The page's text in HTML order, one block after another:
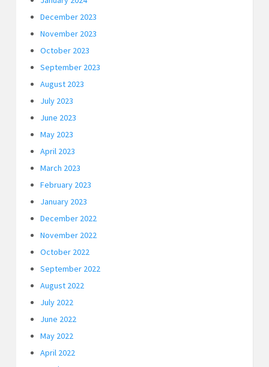
December 2023
November 2023
October 2023
September 2023
August 2023
July 2023
June 2023
May 2023
April 2023
March 2023
February 2023
January 2023
December 2022
November 2022
October 2022
September 2022
August 2022
July 2022
June 2022
May 2022
April 2022